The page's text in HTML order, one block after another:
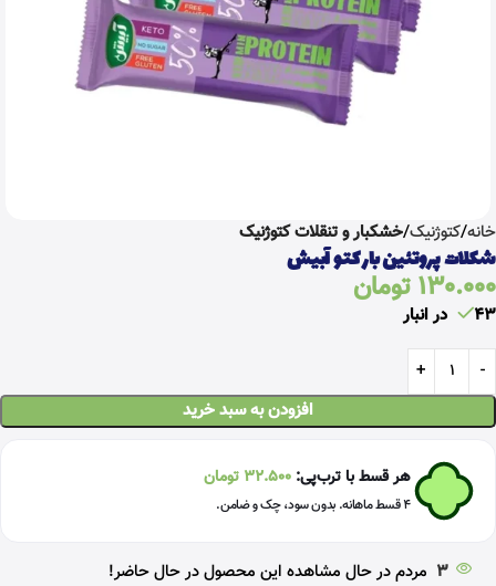
خانه کتوژنیک خشکبار و تنقلات کتوژنیک
شکلات پروتئین بار کتو آبیش
130.000تومان
43 در انبار
افزودن به سبد خرید
هر قسط با ترب‌پی: 32.500 تومان
۴ قسط ماهانه. بدون سود، چک و ضامن.
3 مردم در حال مشاهده این محصول در حال حاضر!